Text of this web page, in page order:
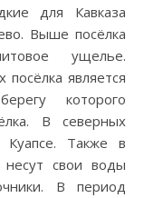
для Кавказа
Выше посёлка
ущелье.
является
которого
В северных
Куапсе. Также в
свои воды
В период